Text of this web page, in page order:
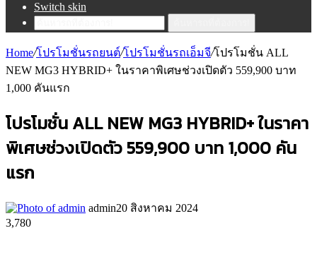
Switch skin
Home/โปรโมชั่นรถยนต์/โปรโมชั่นรถเอ็มจี/โปรโมชั่น ALL
NEW MG3 HYBRID+ ในราคาพิเศษช่วงเปิดตัว 559,900 บาท
1,000 คันแรก
โปรโมชั่น ALL NEW MG3 HYBRID+ ในราคา
พิเศษช่วงเปิดตัว 559,900 บาท 1,000 คัน
แรก
admin20 สิงหาคม 2024
3,780